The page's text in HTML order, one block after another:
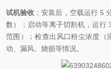
试机验收 ：安装后，空载运行 5
数）；启动等离子切割机，运行
范围）；检查出风口粉尘浓度（
动、漏风、烧损等情况。